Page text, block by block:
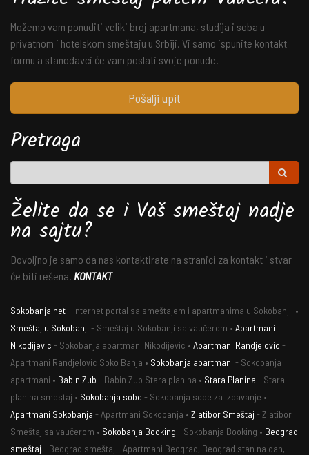
Možemo vam ponuditi veliki broj apartmana, studija i soba u
privatnom i hotelskom smeštaju u Srbiji. Vi samo ispunite kontakt
formu a stanodavci će vam poslati svoje ponude.
Pošalji upit
Pretraga
Želite da se i Vaš smeštaj nadje
na sajtu?
Dovoljno je samo da nas kontaktirate na stranici za kontakt i stvar
će biti rešena. KONTAKT
Sokobanja.net- Internet portal sa smeštajem i apartmanima u Sokobanji. •
Smeštaj u Sokobanji - Smeštaj u Sokobanji sa vaučerom • Apartmani
Nikodijevic - Sokobanja apartmani Nikodijevic • Apartmani Randjelovic -
Apartmani Randjelovic Soko Banja • Sokobanja apartmani - Sokobanja
apartmani • Babin Zub - Babin Zub Stara planina • Stara Planina - Stara
planina smestaj • Sokobanja sobe - Sokobanja sobe za izdavanje •
Apartmani Sokobanja - Apartmani Sokobanja • Zlatibor Smeštaj - Zlatibor
Smeštaj sa vaučerom • Sokobanja Booking - Sokobanja Booking • Beograd
smeštaj - Beograd smeštaj - Apartmani Beograd, Beograd stan na dan,